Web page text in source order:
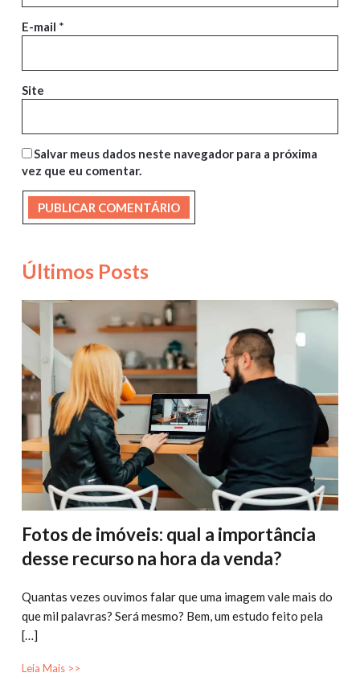
E-mail *
Site
Salvar meus dados neste navegador para a próxima
vez que eu comentar.
Últimos Posts
Fotos de imóveis: qual a importância
desse recurso na hora da venda?
Quantas vezes ouvimos falar que uma imagem vale mais do
que mil palavras? Será mesmo? Bem, um estudo feito pela
[…]
Leia Mais >>